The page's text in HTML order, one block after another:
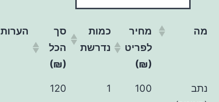
כמות
נדרשת
סך
הכל
הערות
100
1
120